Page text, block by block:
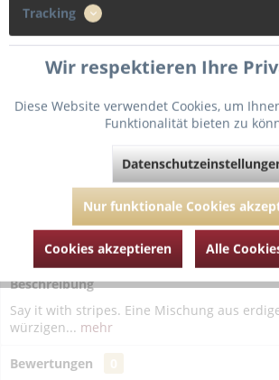
In denWarenkorb
Merken Fragen zum Artikel?
Beschreibung
Say it with stripes. Eine Mischung aus
würzigen... mehr
Bewertungen
Tracking
Wir respektieren Ihre
Diese Website verwendet Cookies, um
Funktionalität bieten zu
Nur funktionale Cookies
Cookies akzeptieren Alle